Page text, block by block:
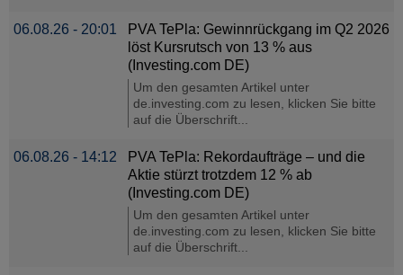
06.08.26 - 20:01
PVA TePla: Gewinnrückgang im Q2 2026
löst Kursrutsch von 13 % aus
(Investing.com DE)
Um den gesamten Artikel unter
de.investing.com zu lesen, klicken Sie bitte
auf die Überschrift...
06.08.26 - 14:12
PVA TePla: Rekordaufträge – und die
Aktie stürzt trotzdem 12 % ab
(Investing.com DE)
Um den gesamten Artikel unter
de.investing.com zu lesen, klicken Sie bitte
auf die Überschrift...